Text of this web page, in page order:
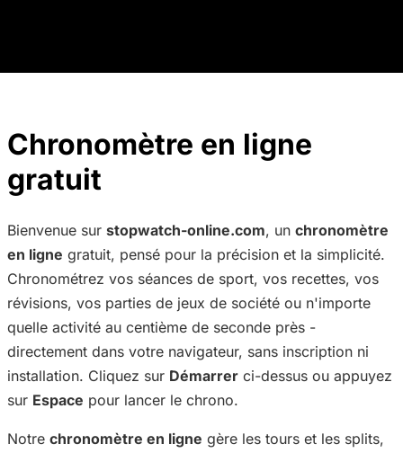
Chronomètre en ligne
gratuit
Bienvenue sur stopwatch-online.com, un chronomètre
en ligne gratuit, pensé pour la précision et la simplicité.
Chronométrez vos séances de sport, vos recettes, vos
révisions, vos parties de jeux de société ou n'importe
quelle activité au centième de seconde près -
directement dans votre navigateur, sans inscription ni
installation. Cliquez sur Démarrer ci-dessus ou appuyez
sur Espace pour lancer le chrono.
Notre chronomètre en ligne gère les tours et les splits,